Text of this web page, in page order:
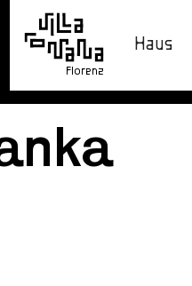
Florenz
Haus